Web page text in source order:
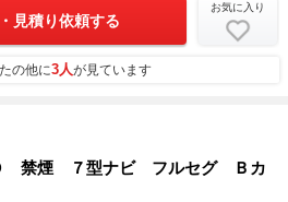
見積り依頼する
お気に入り
の他に3人が見ています
禁煙 ７型ナビ フルセグ Ｂカ